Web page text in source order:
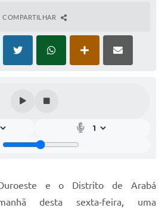
COMPARTILHAR
e o Distrito de Arabá
desta sexta-feira, uma